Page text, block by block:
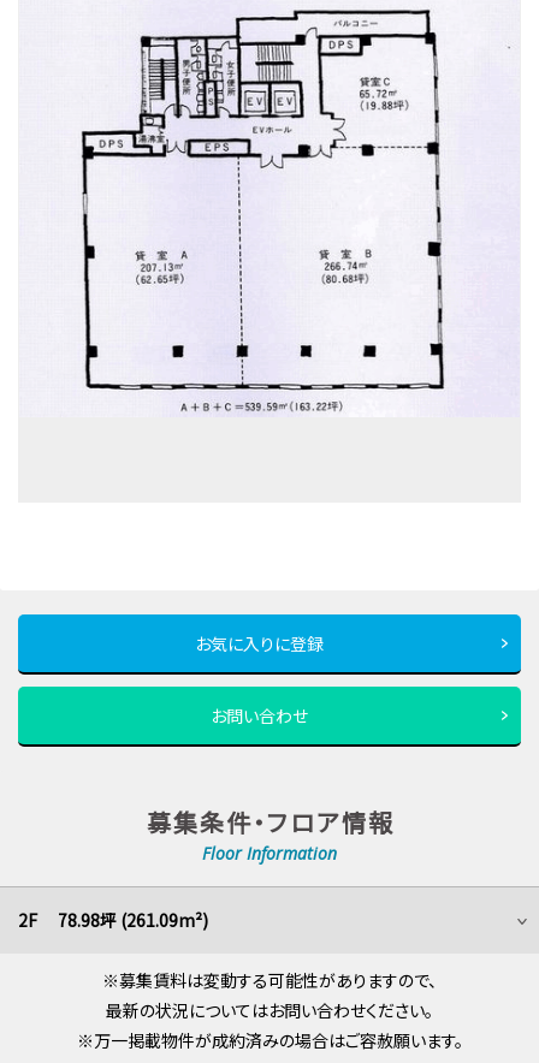
お気に入りに登録
お問い合わせ
募集条件・フロア情報
Floor Information
2F 78.98坪 (261.09m²)
※募集賃料は変動する可能性がありますので、
最新の状況についてはお問い合わせください。
※万一掲載物件が成約済みの場合はご容赦願います。